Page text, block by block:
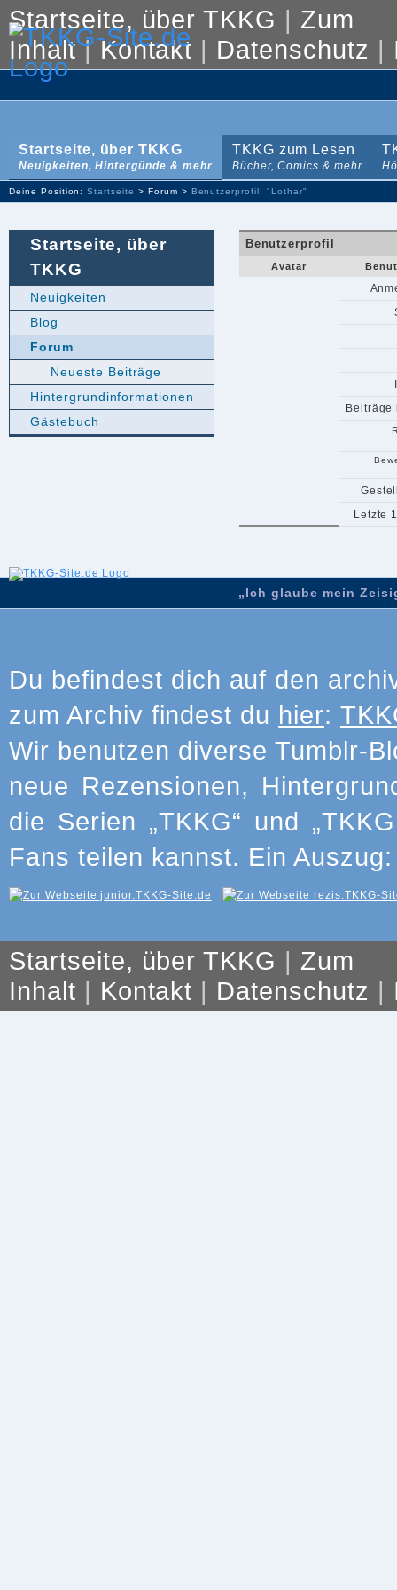
Startseite, über TKKG | Zum
Inhalt|Kontakt | Datenschutz |
Startseite, über TKKG
Neuigkeiten, Hintergünde & mehr
TKKG zum Lesen
Bücher, Comics & mehr
Deine Position:Startseite > Forum > Benutzerprofil: "Lothar"
Benutzerprofil
Avatar
Beiträge
Letzte
Startseite, über
TKKG
Neuigkeiten
Blog
Forum
Neueste Beiträge
Hintergrundinformationen
Gästebuch
„Ich glaube mein
Du befindest dich auf den
zum Archiv findest du hier:
Wir benutzen diverse Tumblr-
neue Rezensionen,
die Serien „TKKG“ und
Fans teilen kannst. Ein Auszug:
Startseite, über TKKG | Zum
Inhalt | Kontakt | Datenschutz |